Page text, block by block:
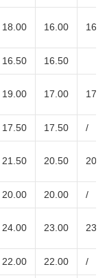
18.00 16.00
16.50 16.50
19.00 17.00
17.50 17.50 /
21.50 20.50
20.00 20.00 /
24.00 23.00
22.00 22.00 /